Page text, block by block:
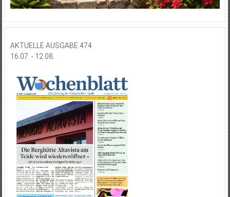
AKTUELLE AUSGABE 474
16.07. - 12.08.